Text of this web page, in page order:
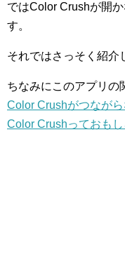
ではColor Crushが開
す。
それではさっそく紹介
ちなみにこのアプリの
Color Crushがつなが
Color Crushっておも